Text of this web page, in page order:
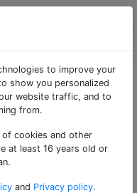
électroniques
par rangée?
to improve your
show you personalized
website traffic, and to
from.
of cookies and other
at least 16 years old or
and Privacy policy.